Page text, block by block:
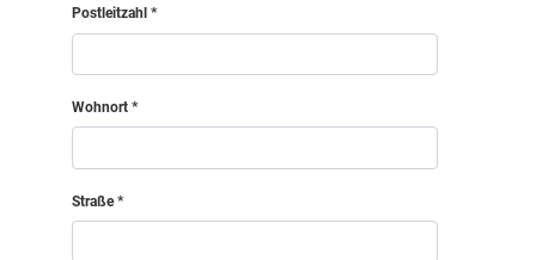
Postleitzahl
Wohnort
Straße